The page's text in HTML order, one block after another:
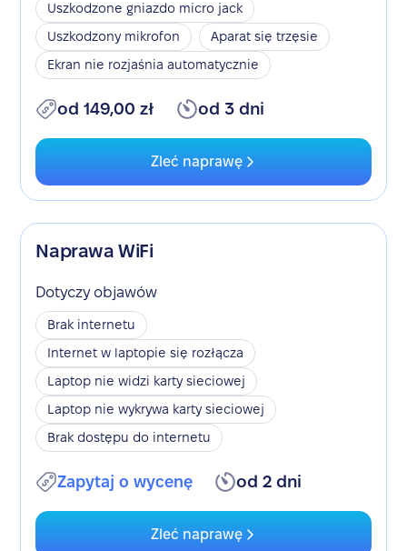
Uszkodzone gniazdo micro jack
Uszkodzony mikrofon
Aparat się trzęsie
Ekran nie rozjaśnia automatycznie
od 149,00 zł od 3 dni
Zleć naprawę
Naprawa WiFi
Dotyczy objawów
Brak internetu
Internet w laptopie się rozłącza
Laptop nie widzi karty sieciowej
Laptop nie wykrywa karty sieciowej
Brak dostępu do internetu
Zapytaj o wycenę od 2 dni
Zleć naprawę